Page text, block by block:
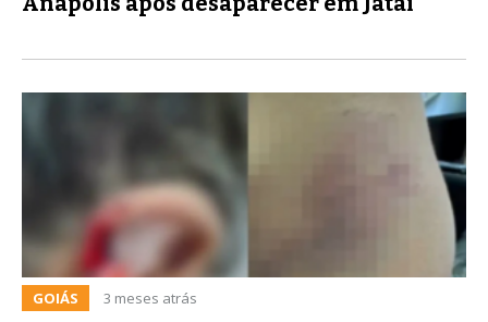
GOIÁS 3 meses atrás